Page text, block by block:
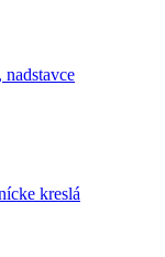
nadstavce
kreslá